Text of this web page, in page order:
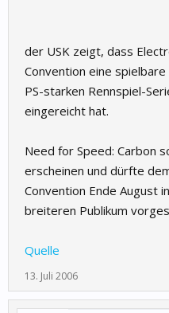
der USK zeigt, dass
Convention eine
PS-starken Rennspiel-
eingereicht hat.
Need for Speed: Carbon
erscheinen und dürfte
Convention Ende August
breiteren Publikum
Quelle
13. Juli 2006